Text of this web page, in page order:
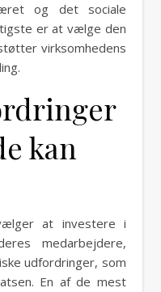
og det sociale
er at vælge den
virksomhedens
kan
at investere i
medarbejdere,
udfordringer, som
En af de mest